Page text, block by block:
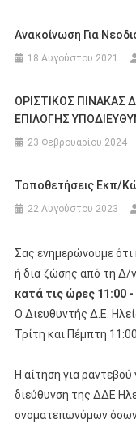
Ανακοίνωση Για
18 Αυγούστου 2021
ΟΡΙΣΤΙΚΟΣ ΠΙΝΑΚΑΣ
ΕΠΙΛΟΓΗΣ
23 Φεβρουαρίου 2024
Τοποθετήσεις Εκπ/
22 Αυγούστου 2023
Σας ενημερώνουμε
ή δια ζώσης από τη Δ/
κατά τις ώρες 11:00 -
Ο Διευθυντής Δ.Ε.
Τρίτη και Πέμπτη
Η αίτηση για
διεύθυνση της ΔΔΕ
ονοματεπωνύμων